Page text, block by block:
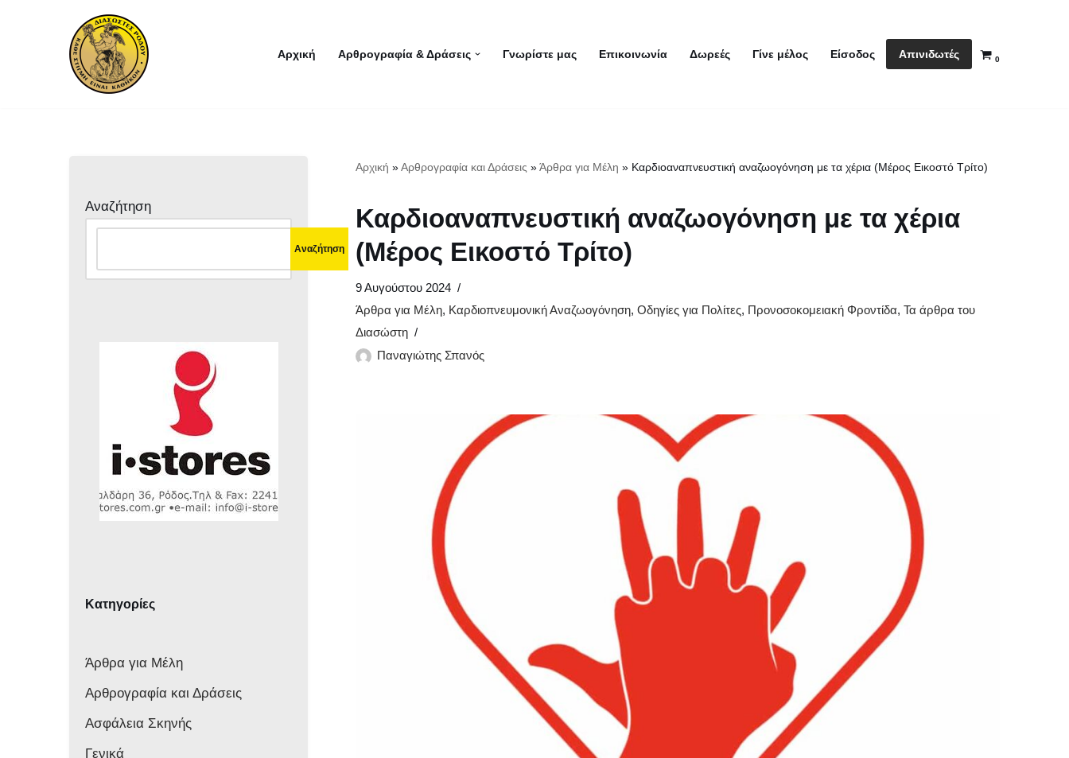
Μεταπηδήστε
περιεχόμενο
Αρχική Αρθρογραφία & Δράσεις Γνωρίστε μας Επικοινωνία Δωρεές Γίνε μέλος Είσοδος Απινιδωτές 0
Αναζήτηση
Αναζήτηση
Κατηγορίες
Άρθρα για Μέλη
Αρθρογραφία και Δράσεις
Ασφάλεια Σκηνής
Γενικά
Αρχική »Αρθρογραφία και Δράσεις »Άρθρα για Μέλη » Καρδιοαναπνευστική αναζωογόνηση με τα χέρια (Μέρος Εικοστό Τρίτο)
Καρδιοαναπνευστική αναζωογόνηση με τα χέρια
(Μέρος Εικοστό Τρίτο)
9 Αυγούστου 2024
Άρθρα για Μέλη, Καρδιοπνευμονική Αναζωογόνηση, Οδηγίες για Πολίτες, Προνοσοκομειακή Φροντίδα, Τα άρθρα του
Διασώστη
Παναγιώτης Σπανός